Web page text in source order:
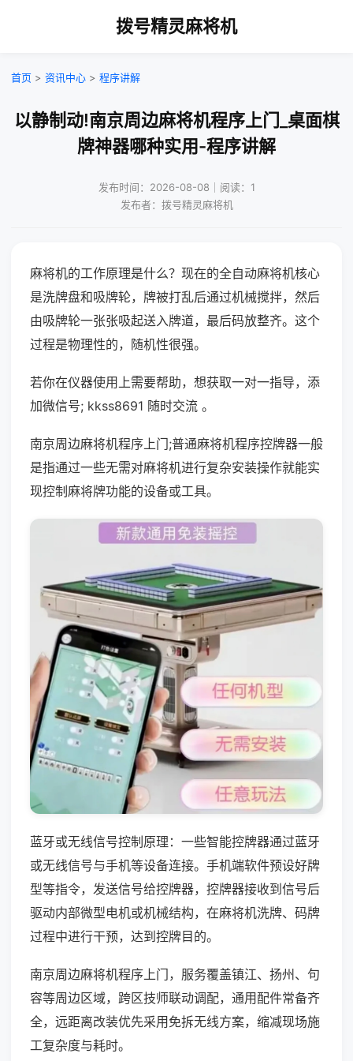
拨号精灵麻将机
首页 > 资讯中心 > 程序讲解
以静制动!南京周边麻将机程序上门_桌面棋
牌神器哪种实用-程序讲解
发布时间：2026-08-08｜阅读：1
发布者：拨号精灵麻将机
麻将机的工作原理是什么？现在的全自动麻将机核心
是洗牌盘和吸牌轮，牌被打乱后通过机械搅拌，然后
由吸牌轮一张张吸起送入牌道，最后码放整齐。这个
过程是物理性的，随机性很强。
若你在仪器使用上需要帮助，想获取一对一指导，添
加微信号; kkss8691 随时交流 。
南京周边麻将机程序上门;普通麻将机程序控牌器一般
是指通过一些无需对麻将机进行复杂安装操作就能实
现控制麻将牌功能的设备或工具。
蓝牙或无线信号控制原理：一些智能控牌器通过蓝牙
或无线信号与手机等设备连接。手机端软件预设好牌
型等指令，发送信号给控牌器，控牌器接收到信号后
驱动内部微型电机或机械结构，在麻将机洗牌、码牌
过程中进行干预，达到控牌目的。
南京周边麻将机程序上门，服务覆盖镇江、扬州、句
容等周边区域，跨区技师联动调配，通用配件常备齐
全，远距离改装优先采用免拆无线方案，缩减现场施
工复杂度与耗时。